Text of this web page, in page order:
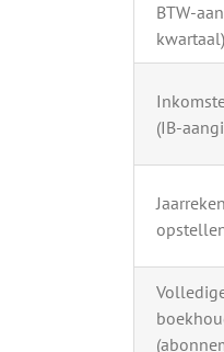
BTW-
kwartaal)
(IB-